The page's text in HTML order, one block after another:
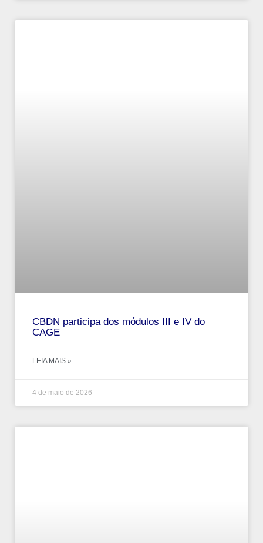
CBDN participa dos módulos III e IV do
CAGE
LEIA MAIS »
4 de maio de 2026